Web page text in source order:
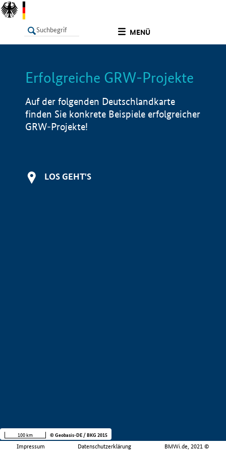
MENÜ
LISTE Info
Erfolgreiche GRW-Projekte
Auf der folgenden Deutschlandkarte
finden Sie konkrete Beispiele erfolgreicher
GRW-Projekte!
LOS GEHT'S
Impressum Datenschutzerklärung BMWi.de, 2021 ©
100 km © Geobasis-DE / BKG 2015